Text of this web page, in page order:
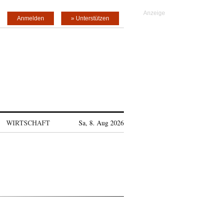
» Unterstützen
Anmelden
WIRTSCHAFT Sa, 8. Aug 2026